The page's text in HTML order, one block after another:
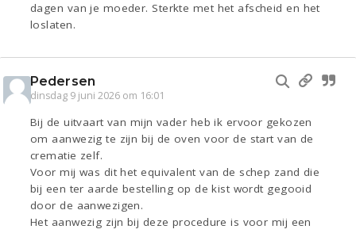
dagen van je moeder. Sterkte met het afscheid en het
loslaten.
Pedersen
dinsdag 9 juni 2026 om 16:01
Bij de uitvaart van mijn vader heb ik ervoor gekozen
om aanwezig te zijn bij de oven voor de start van de
crematie zelf.
Voor mij was dit het equivalent van de schep zand die
bij een ter aarde bestelling op de kist wordt gegooid
door de aanwezigen.
Het aanwezig zijn bij deze procedure is voor mij een